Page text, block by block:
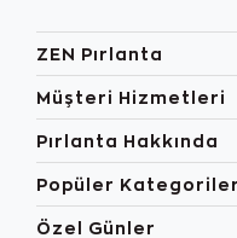
ZEN Pırlanta
Müşteri Hizmetleri
Pırlanta Hakkında
Popüler Kategoriler
Özel Günler